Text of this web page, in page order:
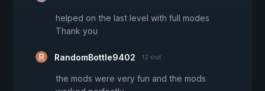
helped on the last level with full modes
Thank you
RandomBottle9402 12 out
the mods were very fun and the mods